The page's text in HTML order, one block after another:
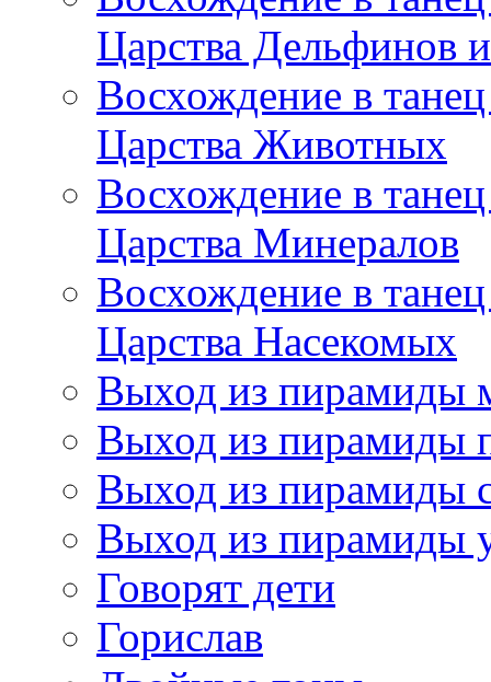
Царства Дельфинов
Восхождение в
Царства Животных
Восхождение в
Царства Минералов
Восхождение в
Царства Насекомых
Выход из пирамиды
Выход из пирамиды
Выход из пирамиды
Выход из пирамиды
Говорят дети
Горислав